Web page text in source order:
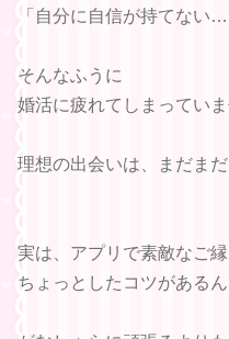
「自分に自信が持てない…
そんなふうに
婚活に疲れてしまっていま
理想の出会いは、まだま
実は、アプリで素敵なご
ちょっとしたコツがあるん